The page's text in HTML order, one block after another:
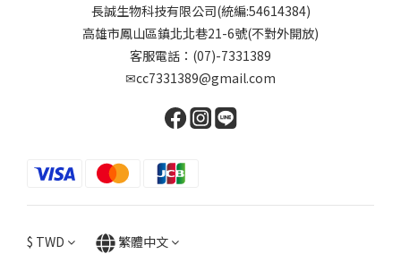
長誠生物科技有限公司(統編:54614384)
高雄市鳳山區鎮北北巷21-6號(不對外開放)
客服電話：(07)-7331389
✉cc7331389@gmail.com
$ TWD 繁體中文